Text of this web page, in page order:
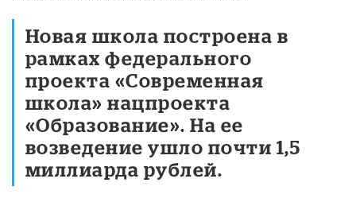
Новая школа построена в
рамках федерального
проекта «Современная
школа» нацпроекта
«Образование». На ее
возведение ушло почти 1,5
миллиарда рублей.